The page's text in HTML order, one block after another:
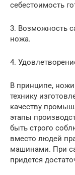
себестоимость
3. Возможность
ножа.
4.
В принципе,
технику
качеству
этапы
быть строго
вместо людей
машинами. При
придется